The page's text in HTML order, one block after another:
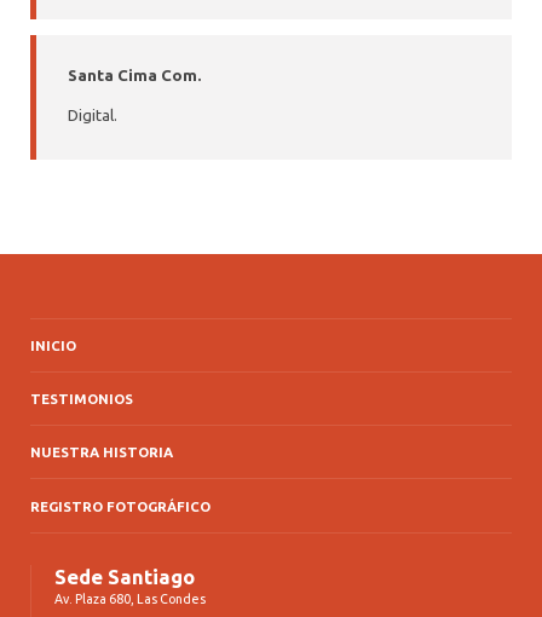
Santa Cima Com.
Digital.
INICIO
TESTIMONIOS
NUESTRA HISTORIA
REGISTRO FOTOGRÁFICO
Sede Santiago
Av. Plaza 680, Las Condes